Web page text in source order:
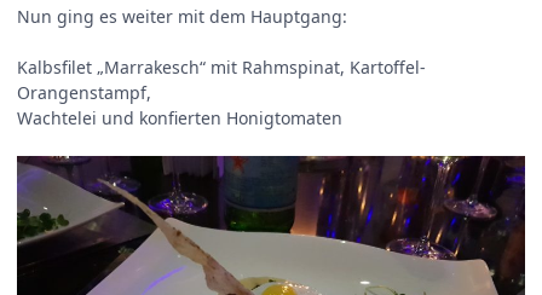
Nun ging es weiter mit dem Hauptgang:
Kalbsfilet „Marrakesch“ mit Rahmspinat, Kartoffel-
Orangenstampf,
Wachtelei und konfierten Honigtomaten